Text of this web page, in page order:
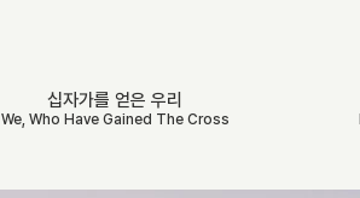
십자가를 얻은 우리
We, Who Have Gained The Cross